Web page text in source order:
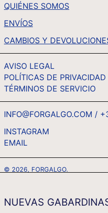
QUIÉNES SOMOS
ENVÍOS
CAMBIOS Y
AVISO LEGAL
POLÍTICAS DE PRIVACIDAD
TÉRMINOS DE SERVICIO
INFO@FORGALGO.COM /
INSTAGRAM
EMAIL
© 2026, FORGALGO.
PAIEMENT
ESPAÑOL
ENGLISH
FRANÇAIS
ITALIANO
TZS SH
UYU $U
UZS SO'M
VUV VT
XCD $
XOF FR
YER ﷼ NUEVAS